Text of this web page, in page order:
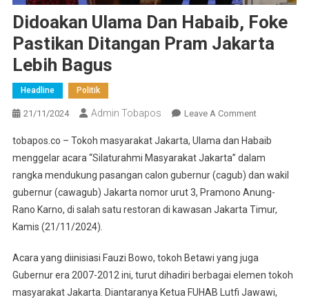
Didoakan Ulama Dan Habaib, Foke
Pastikan Ditangan Pram Jakarta
Lebih Bagus
Headline Politik
21/11/2024 Admin Tobapos Leave A CommentOn
Ulama
Dan
Habaib,
Foke
Pastikan
Jakarta
Lebih
Bagus
tobapos.co – Tokoh masyarakat Jakarta, Ulama dan Habaib
menggelar acara “Silaturahmi Masyarakat Jakarta” dalam
rangka mendukung pasangan calon gubernur (cagub) dan wakil
gubernur (cawagub) Jakarta nomor urut 3, Pramono Anung-
Rano Karno, di salah satu restoran di kawasan Jakarta Timur,
Kamis (21/11/2024).
Acara yang diinisiasi Fauzi Bowo, tokoh Betawi yang juga
Gubernur era 2007-2012 ini, turut dihadiri berbagai elemen tokoh
masyarakat Jakarta. Diantaranya Ketua FUHAB Lutfi Jawawi,